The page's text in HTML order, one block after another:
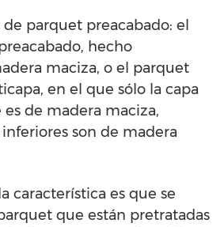
parquet preacabado: el
hecho
maciza, o el parquet
en el que sólo la capa
de madera maciza,
son de madera
característica es que se
que están pretratadas